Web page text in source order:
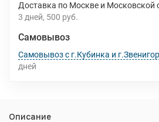
Доставка по Москве и Московской
3 дней 500 руб.
Самовывоз
Самовывоз с г.Кубинка и
дней
Описание